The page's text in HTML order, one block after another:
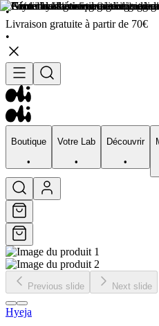
•
Livraison gratuite à partir de 70€
•
Boutique
•
Votre Lab
•
Découvrir
•
Boutique
•
Votre Lab
Visage
Previous slide Next slide
Hyeja